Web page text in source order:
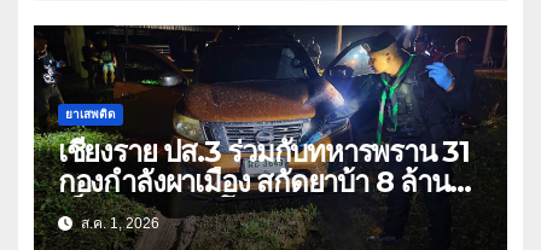
ยาเสพติด
เชียงราย ปส.3 ร่วมกับทหารพราน 31
กองกำลังผาเมือง สกัดยาบ้า 8 ล้าน
เม็ด เครือข่าย โล่ง แซ่ลี
ส.ค. 1, 2026